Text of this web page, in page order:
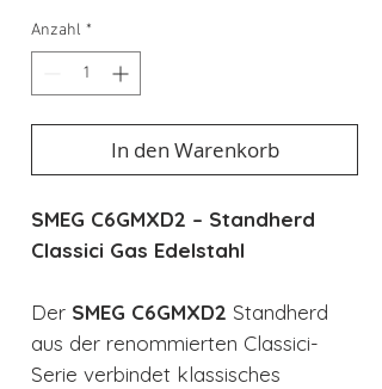
Anzahl *
In den Warenkorb
SMEG C6GMXD2 – Standherd
Classici Gas Edelstahl
Der SMEG C6GMXD2 Standherd
aus der renommierten Classici-
Serie verbindet klassisches